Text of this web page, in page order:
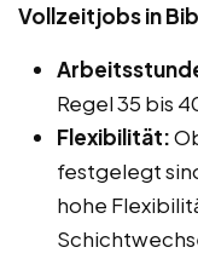
Vollzeitjobs in
Regel 35 bis
Flexibilität:
festgelegt
hohe